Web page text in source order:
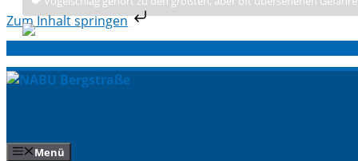
Zum Inhalt springen
Zum
Inhalt
springen
Menü